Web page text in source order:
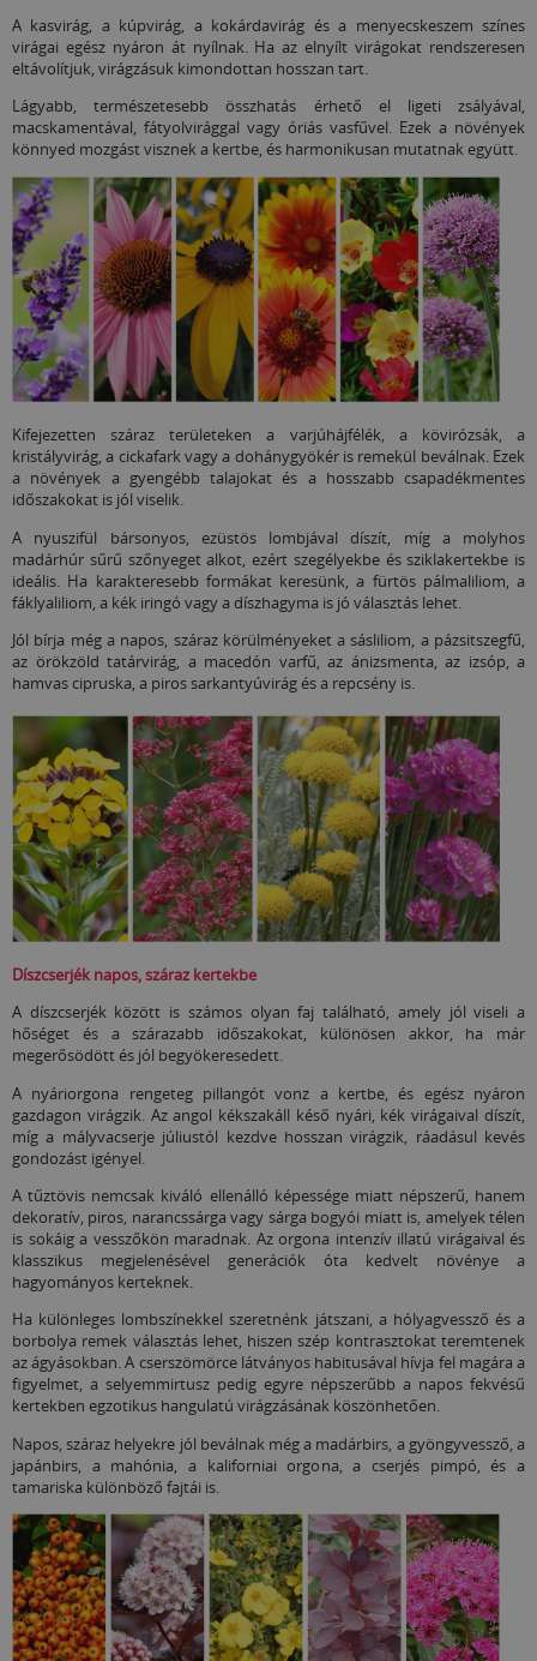
A kasvirág, a kúpvirág, a kokárdavirág és a menyecskeszem színes
virágai egész nyáron át nyílnak. Ha az elnyílt virágokat rendszeresen
eltávolítjuk, virágzásuk kimondottan hosszan tart.
Lágyabb, természetesebb összhatás érhető el ligeti zsályával,
macskamentával, fátyolvirággal vagy óriás vasfűvel. Ezek a növények
könnyed mozgást visznek a kertbe, és harmonikusan mutatnak együtt.
Kifejezetten száraz területeken a varjúhájfélék, a kövirózsák, a
kristályvirág, a cickafark vagy a dohánygyökér is remekül beválnak. Ezek
a növények a gyengébb talajokat és a hosszabb csapadékmentes
időszakokat is jól viselik.
A nyuszifül bársonyos, ezüstös lombjával díszít, míg a molyhos
madárhúr sűrű szőnyeget alkot, ezért szegélyekbe és sziklakertekbe is
ideális. Ha karakteresebb formákat keresünk, a fürtös pálmaliliom, a
fáklyaliliom, a kék iringó vagy a díszhagyma is jó választás lehet.
Jól bírja még a napos, száraz körülményeket a sásliliom, a pázsitszegfű,
az örökzöld tatárvirág, a macedón varfű, az ánizsmenta, az izsóp, a
hamvas cipruska, a piros sarkantyúvirág és a repcsény is.
Díszcserjék napos, száraz kertekbe
A díszcserjék között is számos olyan faj található, amely jól viseli a
hőséget és a szárazabb időszakokat, különösen akkor, ha már
megerősödött és jól begyökeresedett.
A nyáriorgona rengeteg pillangót vonz a kertbe, és egész nyáron
gazdagon virágzik. Az angol kékszakáll késő nyári, kék virágaival díszít,
míg a mályvacserje júliustól kezdve hosszan virágzik, ráadásul kevés
gondozást igényel.
A tűztövis nemcsak kiváló ellenálló képessége miatt népszerű, hanem
dekoratív, piros, narancssárga vagy sárga bogyói miatt is, amelyek télen
is sokáig a vesszőkön maradnak. Az orgona intenzív illatú virágaival és
klasszikus megjelenésével generációk óta kedvelt növénye a
hagyományos kerteknek.
Ha különleges lombszínekkel szeretnénk játszani, a hólyagvessző és a
borbolya remek választás lehet, hiszen szép kontrasztokat teremtenek
az ágyásokban. A cserszömörce látványos habitusával hívja fel magára a
figyelmet, a selyemmirtusz pedig egyre népszerűbb a napos fekvésű
kertekben egzotikus hangulatú virágzásának köszönhetően.
Napos, száraz helyekre jól beválnak még a madárbirs, a gyöngyvessző, a
japánbirs, a mahónia, a kaliforniai orgona, a cserjés pimpó, és a
tamariska különböző fajtái is.